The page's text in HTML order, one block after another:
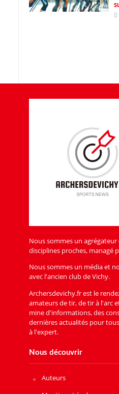
Nous sommes un
disciplines proches, managé
Nous sommes un média et
avec l'ancien club de Vichy.
Archersdevichy.fr est le
amateurs de tir, de tir à l'arc
mine d'informations, des
dernières actualités pour
à l'expert.
Nous découvrir
Auteurs